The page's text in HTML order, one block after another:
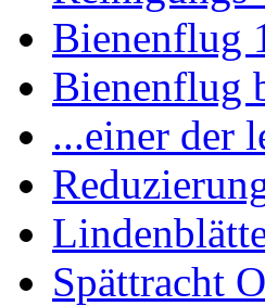
Bienenflug
Bienenflug
...einer der
Spättracht